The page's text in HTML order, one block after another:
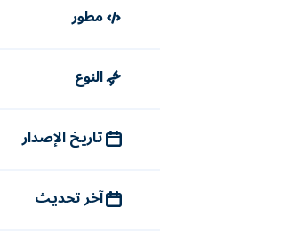
مطور
النوع
تاريخ الإصدار
آخر تحديث